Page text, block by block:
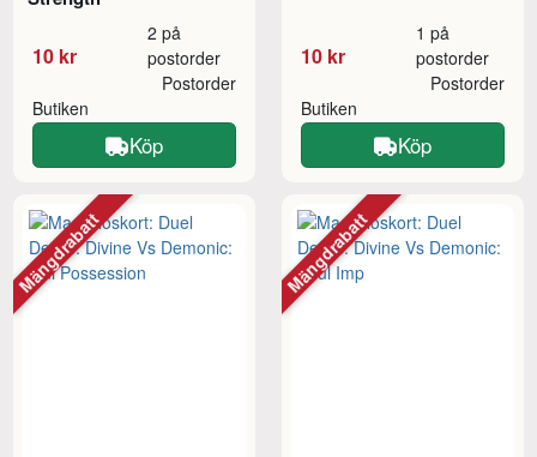
10 kr
2 på
postorder
Butiken
Postorder
Köp
10 kr
1 på
postorder
Butiken
Postorder
Köp
Mängdrabatt Mängdrabatt